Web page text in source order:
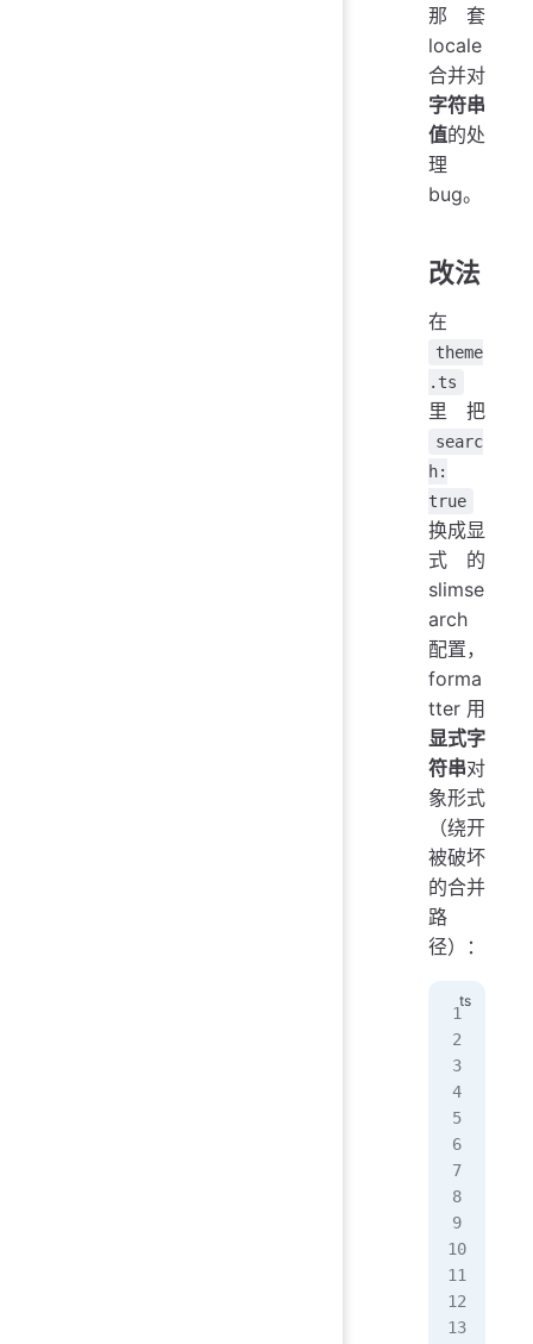
那套
locale
合并对
字符串
值的处
理
bug。
改法
在
theme
.ts
里把
searc
h:
true
换成显
式的
slimse
arch
配置，
forma
tter 用
显式字
符串对
象形式
（绕开
被破坏
的合并
路
径）：